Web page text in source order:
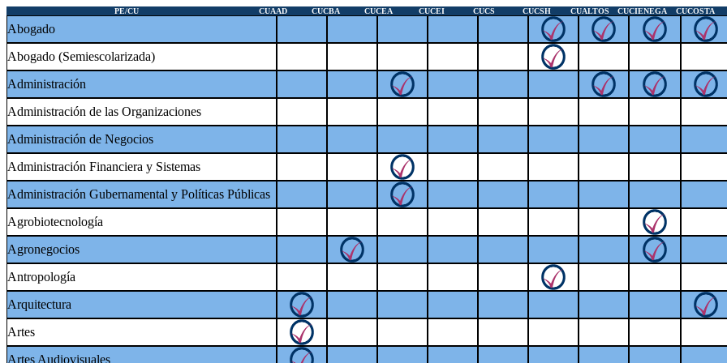
PE/CU CUAAD CUCBA CUCEA CUCEI CUCS CUCSH CUALTOS CUCIENEGA CUCOSTA
PE/CU CUAAD CUCBA CUCEA CUCEI CUCS CUCSH CUALTOS CUCIENEGA CUCOSTA
Abogado
Abogado (Semiescolarizada)
Administración
Administración de las Organizaciones
Administración de Negocios
Administración Financiera y Sistemas
Administración Gubernamental y Políticas Públicas
Agrobiotecnología
Agronegocios
Antropología
Arquitectura
Artes
Artes Audiovisuales